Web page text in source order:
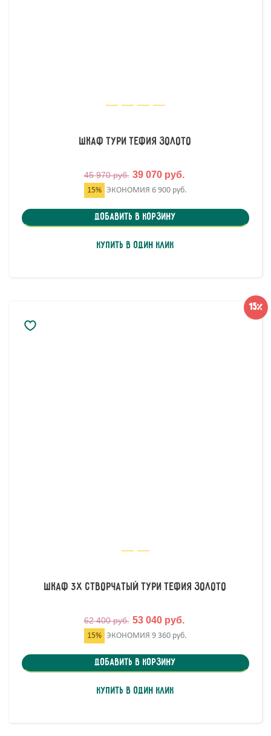
Шкаф Тури Тефия Золото
45 970 руб. 39 070 руб.
15% ЭКОНОМИЯ 6 900 руб.
Добавить в корзину
Купить в один клик
15%
Шкаф 3х створчатый Тури Тефия Золото
62 400 руб. 53 040 руб.
15% ЭКОНОМИЯ 9 360 руб.
Добавить в корзину
Купить в один клик